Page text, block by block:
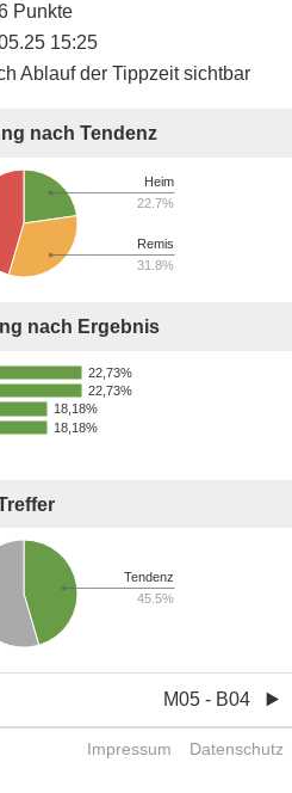
Punkte
15:25
Ablauf der Tippzeit sichtbar
nach Tendenz
Heim
22.7%
Remis
31.8%
nach Ergebnis
22,73%
22,73%
18,18%
18,18%
Tendenz
45.5%
M05 - B04
Impressum Datenschutz